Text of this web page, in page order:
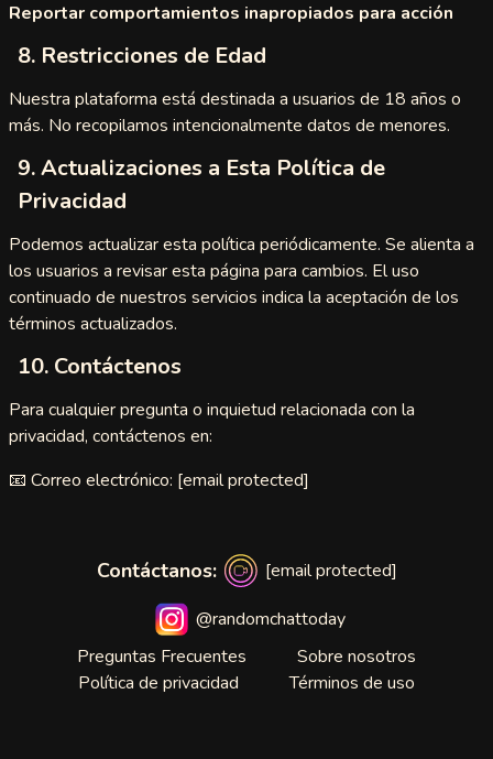
Reportar comportamientos inapropiados para acción
8. Restricciones de Edad
Nuestra plataforma está destinada a usuarios de 18 años o
más. No recopilamos intencionalmente datos de menores.
9. Actualizaciones a Esta Política de
Privacidad
Podemos actualizar esta política periódicamente. Se alienta a
los usuarios a revisar esta página para cambios. El uso
continuado de nuestros servicios indica la aceptación de los
términos actualizados.
10. Contáctenos
Para cualquier pregunta o inquietud relacionada con la
privacidad, contáctenos en:
📧 Correo electrónico: [email protected]
Contáctanos:
[email protected]
@randomchattoday
Preguntas Frecuentes
Sobre nosotros
Política de privacidad
Términos de uso
With